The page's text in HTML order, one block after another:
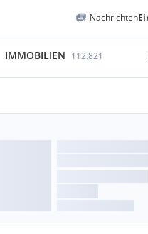
Nachrichten
IMMOBILIEN 112.821